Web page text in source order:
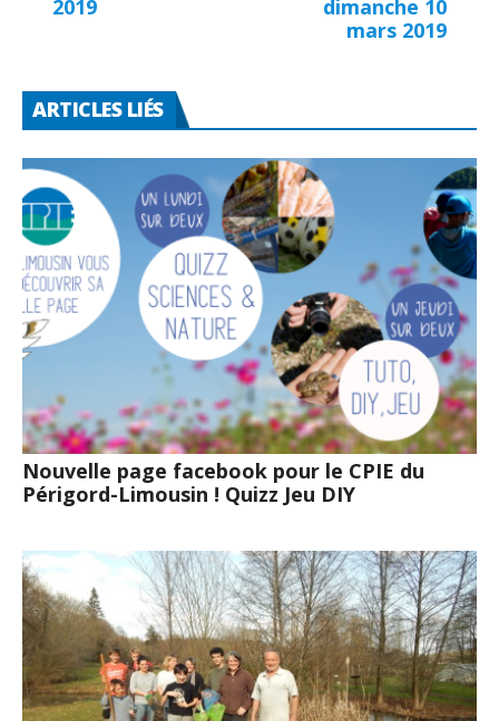
2019
dimanche 10
mars 2019
ARTICLES LIÉS
Nouvelle page facebook pour le CPIE du
Périgord-Limousin ! Quizz Jeu DIY